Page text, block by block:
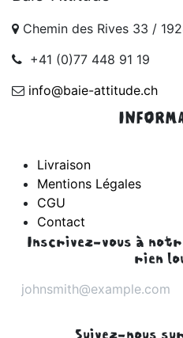
Chemin des Rives 33 /
+41 (0)77 448 91 19
info@baie-attitude.ch
Livraison
Mentions Légales
CGU
Contact
Inscrivez-vous à
rien